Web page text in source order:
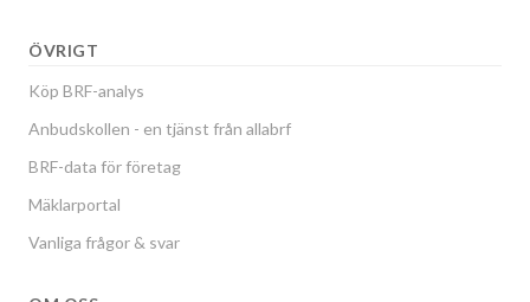
ÖVRIGT
Köp BRF-analys
Anbudskollen - en tjänst från allabrf
BRF-data för företag
Mäklarportal
Vanliga frågor & svar